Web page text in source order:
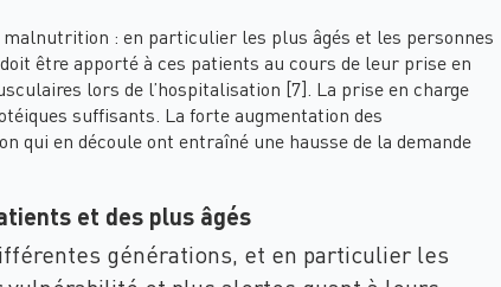
: en particulier les plus âgés et les personnes
être apporté à ces patients au cours de leur prise en
lors de l’hospitalisation [7]. La prise en charge
suffisants. La forte augmentation des
qui en découle ont entraîné une hausse de la demande
et des plus âgés
générations, et en particulier les